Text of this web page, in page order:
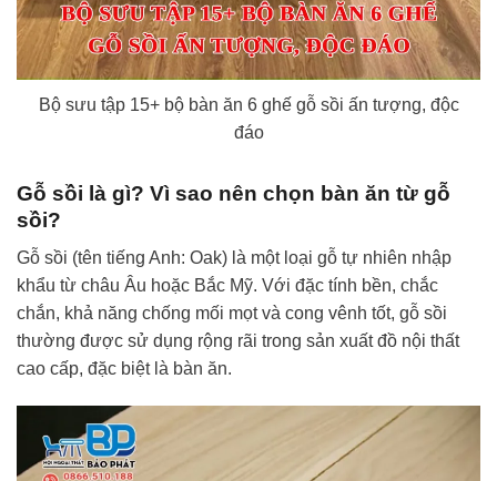
Bộ sưu tập 15+ bộ bàn ăn 6 ghế gỗ sồi ấn tượng, độc
đáo
Gỗ sồi là gì? Vì sao nên chọn bàn ăn từ gỗ
sồi?
Gỗ sồi (tên tiếng Anh: Oak) là một loại gỗ tự nhiên nhập
khẩu từ châu Âu hoặc Bắc Mỹ. Với đặc tính bền, chắc
chắn, khả năng chống mối mọt và cong vênh tốt, gỗ sồi
thường được sử dụng rộng rãi trong sản xuất đồ nội thất
cao cấp, đặc biệt là bàn ăn.